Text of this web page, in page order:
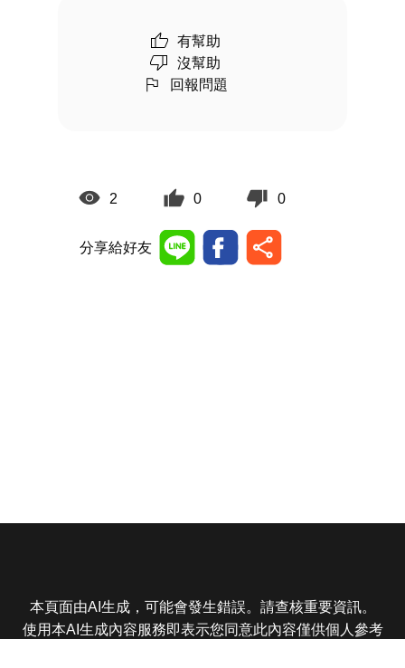
有幫助
沒幫助
回報問題
2 0 0
分享給好友
本頁面由AI生成，可能會發生錯誤。請查核重要資訊。
使用本AI生成內容服務即表示您同意此內容僅供個人參考